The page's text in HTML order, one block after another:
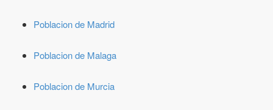
Poblacion de Madrid
Poblacion de Malaga
Poblacion de Murcia